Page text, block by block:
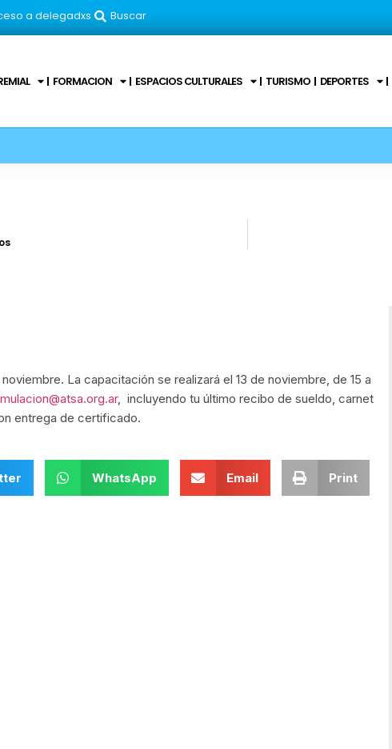
a delegadxs Buscar
FORMACION ESPACIOS CULTURALES TURISMO DEPORTES
La capacitación se realizará el 13 de noviembre, de 15 a
, incluyendo tu último recibo de sueldo, carnet
entrega de certificado.
WhatsApp Email Print